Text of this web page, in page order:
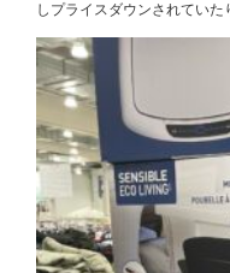
しプライスダウンされていた